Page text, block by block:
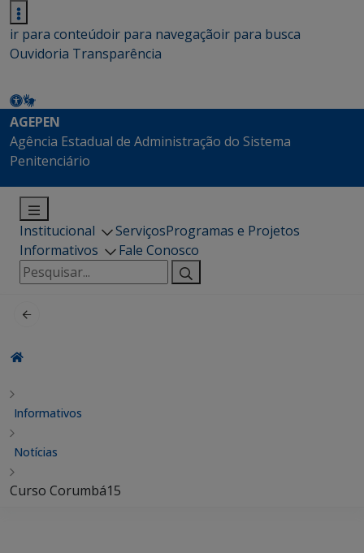
ir para conteúdoir para navegaçãoir para busca
Ouvidoria Transparência
AGEPEN
Agência Estadual de Administração do Sistema
Penitenciário
Institucional ServiçosProgramas e Projetos
Informativos
Fale Conosco
Pesquisar
por:
Informativos
Notícias
Curso Corumbá15